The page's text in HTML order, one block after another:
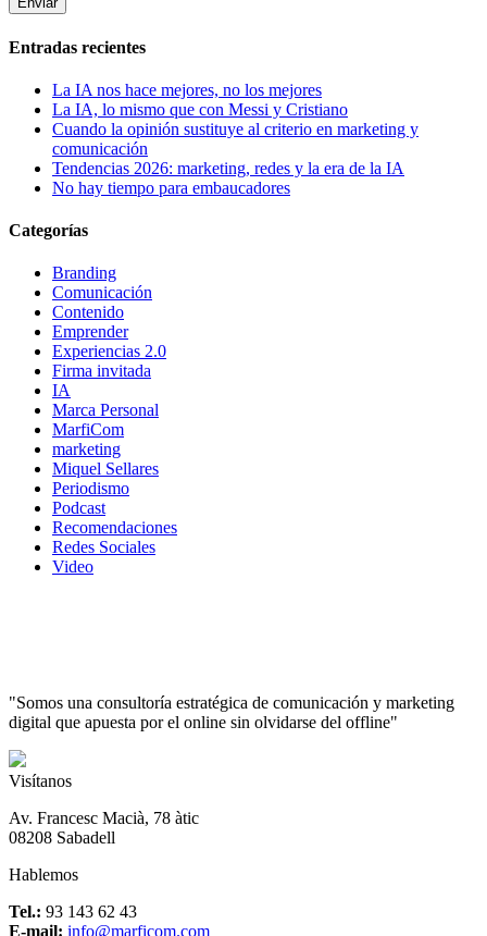
Entradas recientes
La IA nos hace mejores, no los mejores
La IA, lo mismo que con Messi y Cristiano
Cuando la opinión sustituye al criterio en marketing y
comunicación
Tendencias 2026: marketing, redes y la era de la IA
No hay tiempo para embaucadores
Categorías
Branding
Comunicación
Contenido
Emprender
Experiencias 2.0
Firma invitada
IA
Marca Personal
MarfiCom
marketing
Miquel Sellares
Periodismo
Podcast
Recomendaciones
Redes Sociales
Video
"Somos una consultoría estratégica de comunicación y marketing
digital que apuesta por el online sin olvidarse del offline"
Visítanos
Av. Francesc Macià, 78 àtic
08208 Sabadell
Hablemos
Tel.: 93 143 62 43
E-mail: info@marficom.com